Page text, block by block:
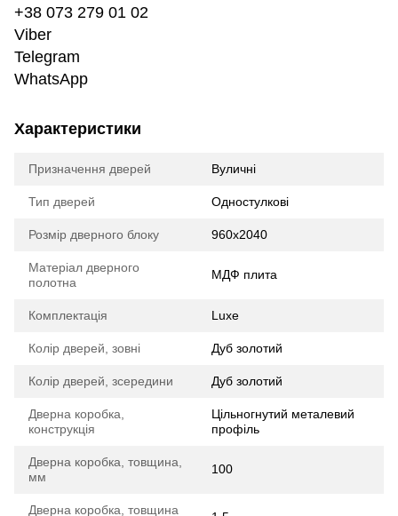
+38 073 279 01 02
Viber
Telegram
WhatsApp
Характеристики
Призначення дверей Вуличні
Тип дверей Одностулкові
Розмір дверного блоку 960х2040
Матеріал дверного
полотна
МДФ плита
Комплектація Luxe
Колір дверей, зовні Дуб золотий
Колір дверей, зсередини Дуб золотий
Дверна коробка,
конструкція
Цільногнутий металевий
профіль
Дверна коробка, товщина,
мм
100
Дверна коробка, товщина